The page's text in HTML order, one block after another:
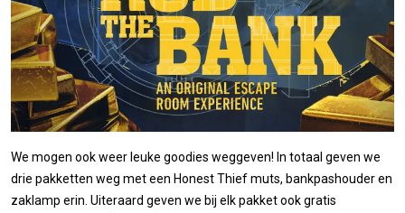
We mogen ook weer leuke goodies weggeven! In totaal geven we
drie pakketten weg met een Honest Thief muts, bankpashouder en
zaklamp erin. Uiteraard geven we bij elk pakket ook gratis